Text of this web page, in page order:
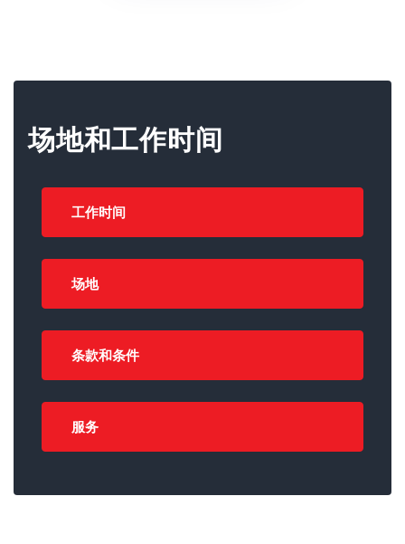
场地和工作时间
工作时间
场地
条款和条件
服务